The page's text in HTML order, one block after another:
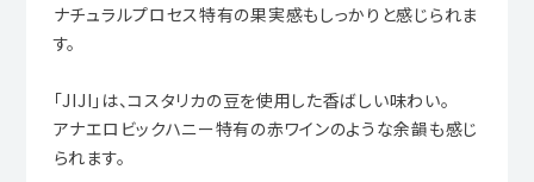
ナチュラルプロセス特有の果実感もしっかりと感じられま
す。
「JIJI」は、コスタリカの豆を使用した香ばしい味わい。
アナエロビックハニー特有の赤ワインのような余韻も感じ
られます。